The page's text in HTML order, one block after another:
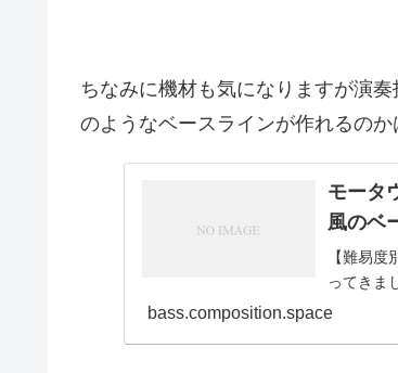
ちなみに機材も気になりますが演
のようなベースラインが作れるのか
モータ
風のベ
【難易
ってきま
bass.composition.space